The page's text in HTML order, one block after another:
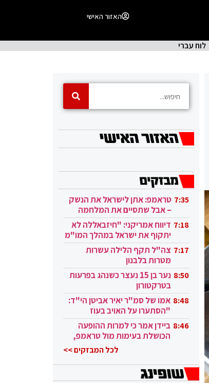
האזור האישי
לוח עברי
7:35 טראמפ: אתן לישראל את הנשק
– אבל שתסיים את המלחמה
בעזה 7:18 דיווח אמריקני: "חיזבאללה לא
יתקוף את ישראל במהלך המו"מ
בקטאר" 7:17 צה"ל תקף הלילה עשרות
מטרות בלבנון
8:50
נער בן 15 נעצר כשנהג בפרעות
בטרקטורון
8:48 אמו של סמ"ר יאיר אביטן הי"ד:
"הסתערו על האויב בעוז
ובגבורה" 8:46 ביידן אמר כי למרות ההופעה
הכושלת בעימות מול טראמפ,
לכל המבזקים >>